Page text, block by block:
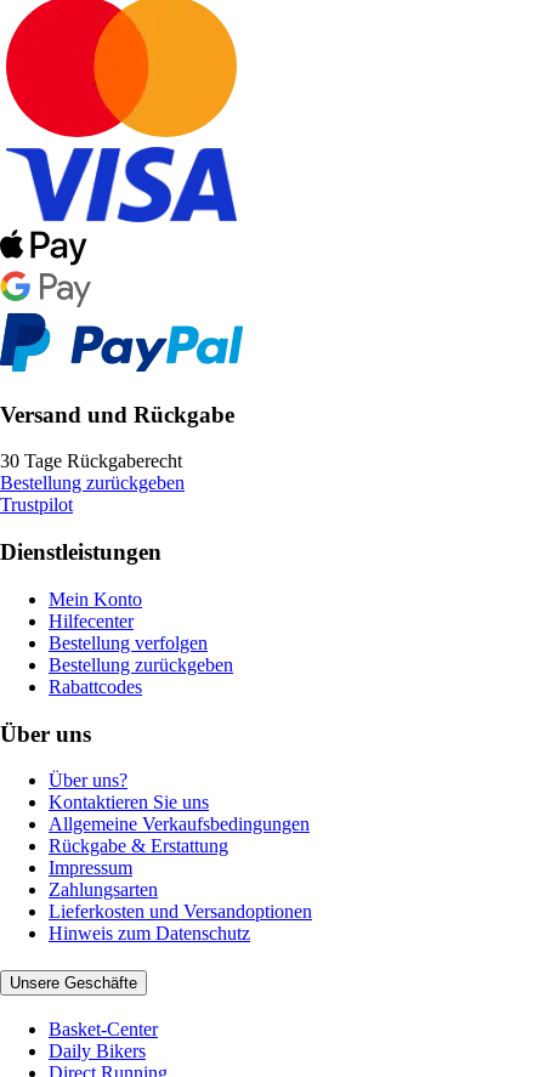
Versand und Rückgabe
30 Tage Rückgaberecht
Bestellung zurückgeben
Trustpilot
Dienstleistungen
Mein Konto
Hilfecenter
Bestellung verfolgen
Bestellung zurückgeben
Rabattcodes
Über uns
Über uns?
Kontaktieren Sie uns
Allgemeine Verkaufsbedingungen
Rückgabe & Erstattung
Impressum
Zahlungsarten
Lieferkosten und Versandoptionen
Hinweis zum Datenschutz
Unsere Geschäfte
Basket-Center
Daily Bikers
Direct Running